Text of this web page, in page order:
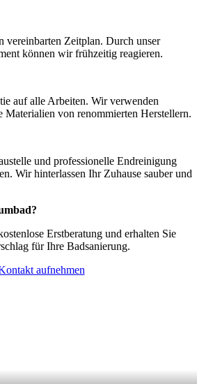
vereinbarten Zeitplan. Durch unser
können wir frühzeitig reagieren.
auf alle Arbeiten. Wir verwenden
Materialien von renommierten Herstellern.
und professionelle Endreinigung
Wir hinterlassen Ihr Zuhause sauber und
Erstberatung und erhalten Sie
für Ihre Badsanierung.
aufnehmen